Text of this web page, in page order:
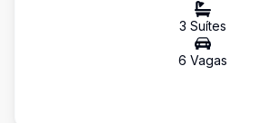
3 Suítes
6 Vagas